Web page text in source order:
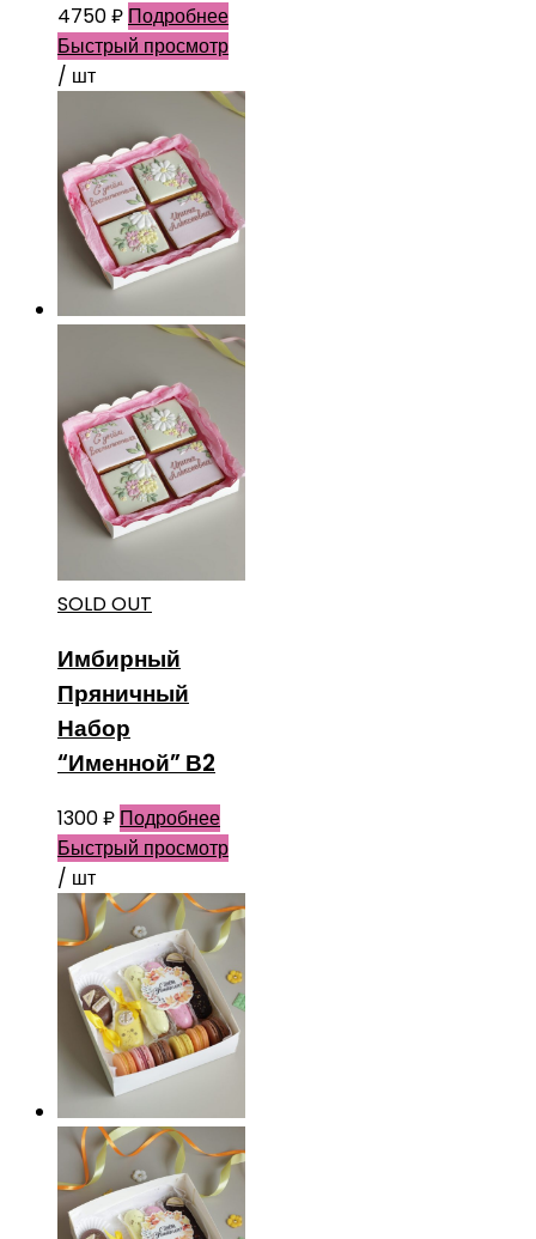
4750₽ Подробнее
Быстрый просмотр
/ шт
SOLD OUT
Имбирный
Пряничный
Набор
“Именной” В2
1300₽ Подробнее
Быстрый просмотр
/ шт